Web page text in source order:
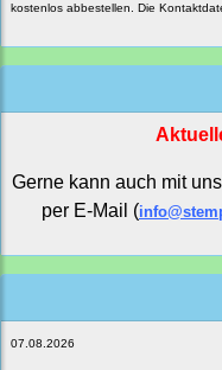
kostenlos abbestellen. Die
Gerne kann auch mit
per E-Mail (
07.08.2026